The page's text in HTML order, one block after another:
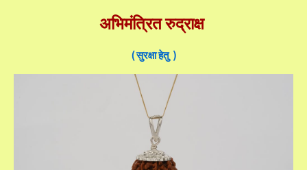
अभिमंत्रित रुद्राक्ष
( सुरक्षा हेतु )